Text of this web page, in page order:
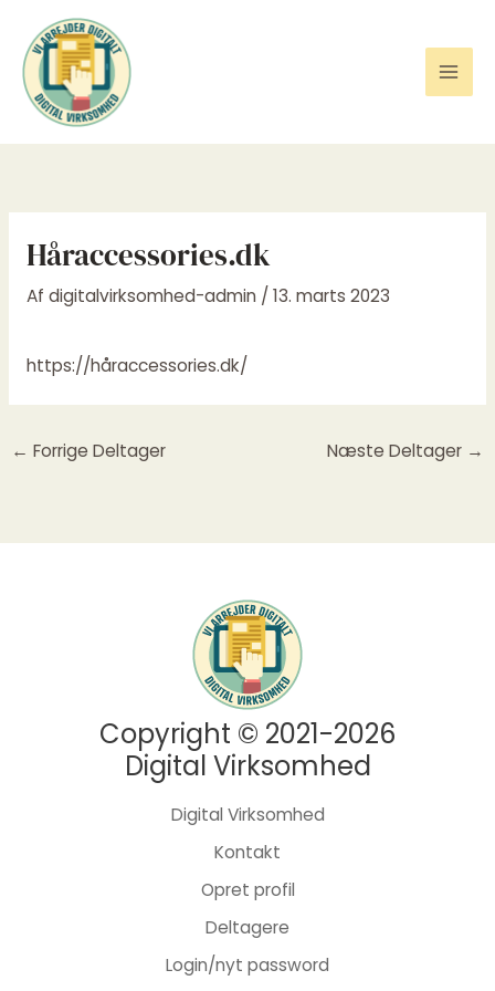
indholdet
Håraccessories.dk
Af digitalvirksomhed-admin / 13. marts 2023
https://håraccessories.dk/
← Forrige Deltager Næste Deltager →
Copyright © 2021-2026
Digital Virksomhed
Digital Virksomhed
Kontakt
Opret profil
Deltagere
Login/nyt password